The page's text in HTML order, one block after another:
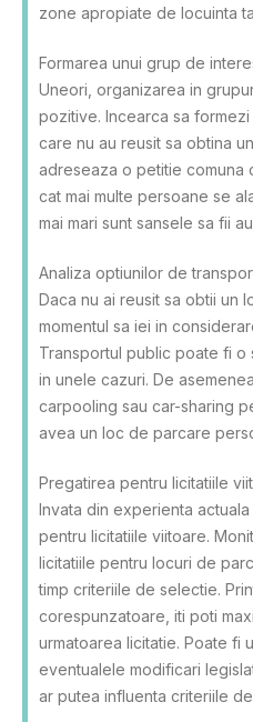
zone apropiate de locuinta
Formarea unui grup de
Uneori, organizarea in
pozitive. Incearca sa
care nu au reusit sa obtina
adreseaza o petitie comuna
cat mai multe persoane se
mai mari sunt sansele sa fii
Analiza optiunilor de
Daca nu ai reusit sa obtii un
momentul sa iei in
Transportul public poate fi o
in unele cazuri. De
carpooling sau car-sharing
avea un loc de parcare
Pregatirea pentru licitatiile
Invata din experienta
pentru licitatiile viitoare.
licitatiile pentru locuri de
timp criteriile de selectie.
corespunzatoare, iti poti
urmatoarea licitatie. Poate fi
eventualele modificari
ar putea influenta criteriile